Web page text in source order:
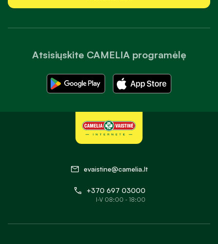
Atsisiųskite CAMELIA programėlę
evaistine@camelia.lt
+370 697 03000
I-V 08:00 - 18:00